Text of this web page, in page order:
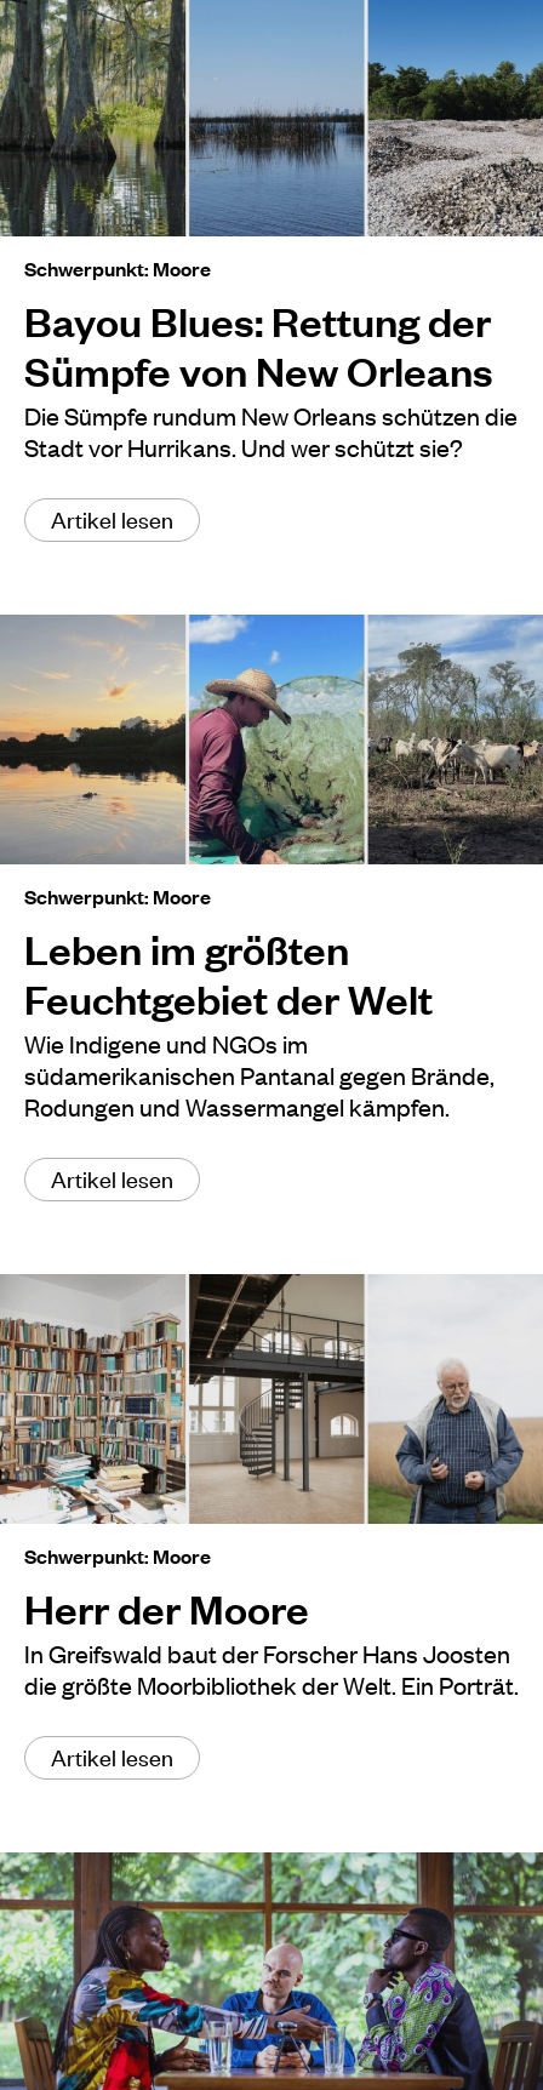
Schwerpunkt: Moore
Bayou Blues: Rettung der
Sümpfe von New Orleans
Die Sümpfe rundum New Orleans schützen die
Stadt vor Hurrikans. Und wer schützt sie?
Artikel lesen
Schwerpunkt: Moore
Leben im größten
Feuchtgebiet der Welt
Wie Indigene und NGOs im
südamerikanischen Pantanal gegen Brände,
Rodungen und Wassermangel kämpfen.
Artikel lesen
Schwerpunkt: Moore
Herr der Moore
In Greifswald baut der Forscher Hans Joosten
die größte Moorbibliothek der Welt. Ein Porträt.
Artikel lesen